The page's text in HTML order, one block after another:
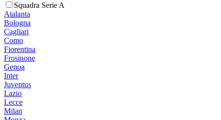
Squadra Serie A
Atalanta
Bologna
Cagliari
Como
Fiorentina
Frosinone
Genoa
Inter
Juventus
Lazio
Lecce
Milan